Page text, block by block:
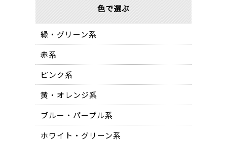
色で選ぶ
緑・グリーン系
赤系
ピンク系
黄・オレンジ系
ブルー・パープル系
ホワイト・グリーン系